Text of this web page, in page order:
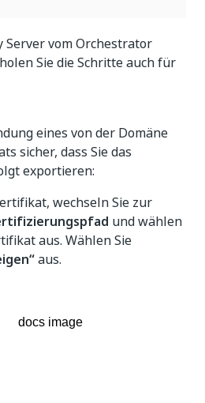
vom Orchestrator
Sie die Schritte auch für
eines von der Domäne
sicher, dass Sie das
exportieren:
wechseln Sie zur
und wählen
aus. Wählen Sie
aus.